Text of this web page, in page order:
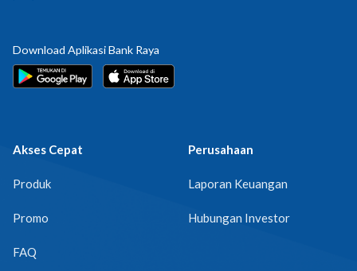
Download Aplikasi Bank Raya
Akses Cepat
Produk
Promo
FAQ
Perusahaan
Laporan Keuangan
Hubungan Investor